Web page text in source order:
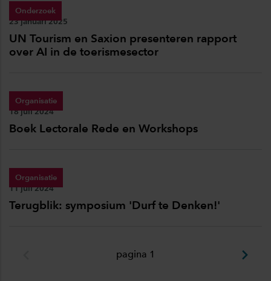
Onderzoek
Publicatiedatum:
23 januari 2025
UN Tourism en Saxion presenteren rapport
over AI in de toerismesector
Organisatie
Publicatiedatum:
18 juli 2024
Boek Lectorale Rede en Workshops
Organisatie
Publicatiedatum:
11 juli 2024
Terugblik: symposium 'Durf te Denken!'
pagina 1